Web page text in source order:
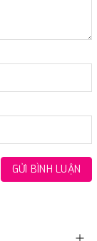
GỬI BÌNH LUẬN